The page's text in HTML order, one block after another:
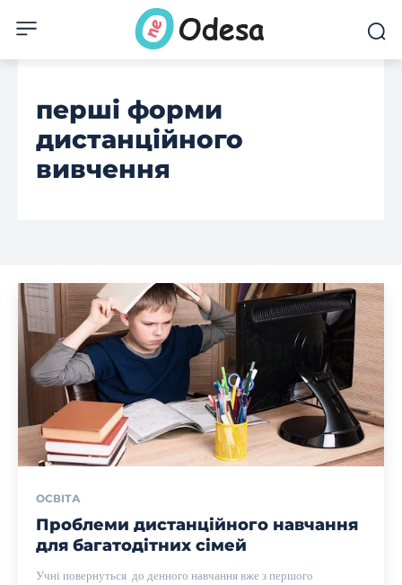
перші форми
дистанційного
вивчення
ОСВІТА
Проблеми дистанційного навчання
для багатодітних сімей
Учні повернуться до денного навчання вже з першого